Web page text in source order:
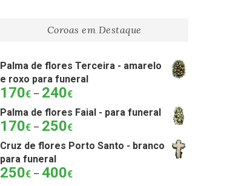
Coroas em Destaque
Palma de flores Terceira - amarelo
e roxo para funeral
170€ – 240€Price
170€
through
240€
Palma de flores Faial - para funeral
170€ – 250€Price
170€
250€
Cruz de flores Porto Santo - branco
para funeral
250€ – 400€Price